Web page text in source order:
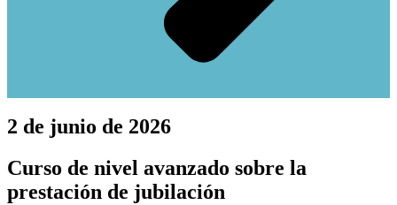
2 de junio de 2026
Curso de nivel avanzado sobre la
prestación de jubilación